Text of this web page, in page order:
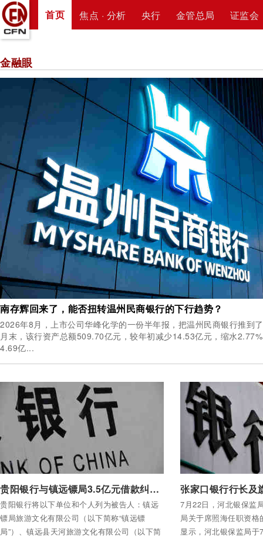
首页 焦点 · 分析 央行 金管总局 证监会
金融眼
南存辉回来了，能否扭转温州民商银行的下行趋势？
2026年8月，上市公司华峰化学的一份半年报，把温州民商银行推到了聚光灯下
月末，该行资产总额509.70亿元，较年初减少14.53亿元，缩水
4.69亿...
贵阳银行与镇远镖局3.5亿元借款纠纷案已被法院受理
贵阳银行将以下单位和个人列为被告人：镇远
镖局旅游文化有限公司（以下简称“镇远镖
局”）、镇远县天河旅游文化有限公司（以下简
7月22日，河北银保监
局关于席照海任职资
显示，河北银保监局